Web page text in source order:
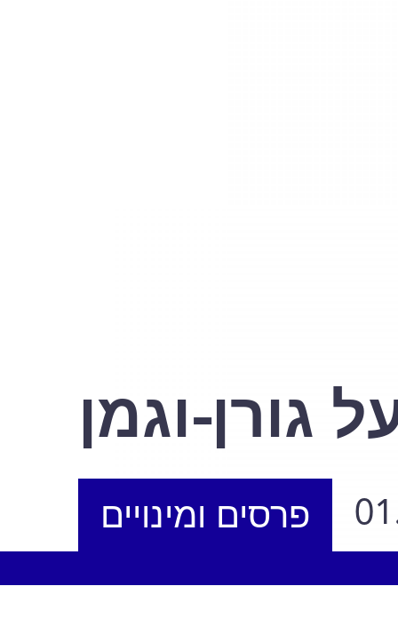
גורן-וגמן
פרסים ומינויים